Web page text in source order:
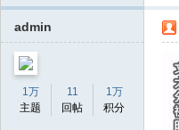
admin
1万
主题
11
回帖
1万
积分